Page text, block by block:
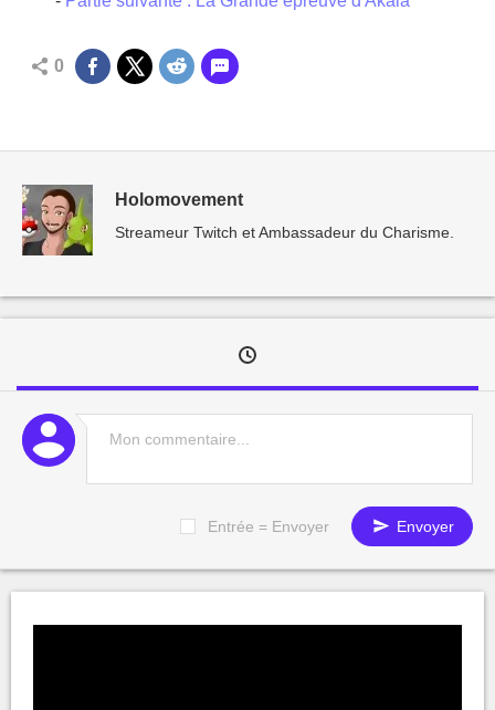
0
Holomovement
Streameur Twitch et Ambassadeur du Charisme.
Entrée = Envoyer Envoyer